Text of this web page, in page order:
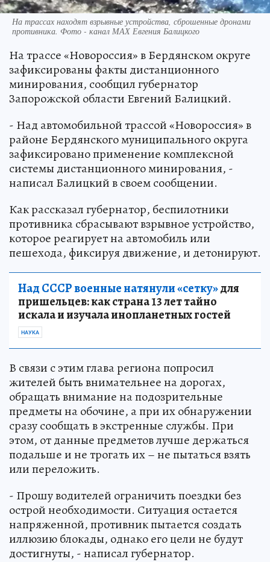
На трассах находят взрывные устройства, сброшенные дронами
противника. Фото - канал МАХ Евгения Балицкого
На трассе «Новороссия» в Бердянском округе
зафиксированы факты дистанционного
минирования, сообщил губернатор
Запорожской области Евгений Балицкий.
- Над автомобильной трассой «Новороссия» в
районе Бердянского муниципального округа
зафиксировано применение комплексной
системы дистанционного минирования, -
написал Балицкий в своем сообщении.
Как рассказал губернатор, беспилотники
противника сбрасывают взрывное устройство,
которое реагирует на автомобиль или
пешехода, фиксируя движение, и детонируют.
Над СССР военные натянули «сетку»для
пришельцев: как страна 13 лет тайно
искала и изучала инопланетных гостей
НАУКА
В связи с этим глава региона попросил
жителей быть внимательнее на дорогах,
обращать внимание на подозрительные
предметы на обочине, а при их обнаружении
сразу сообщать в экстренные службы. При
этом, от данные предметов лучше держаться
подальше и не трогать их – не пытаться взять
или переложить.
- Прошу водителей ограничить поездки без
острой необходимости. Ситуация остается
напряженной, противник пытается создать
иллюзию блокады, однако его цели не будут
достигнуты, - написал губернатор.